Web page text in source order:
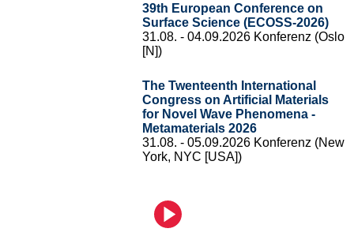
39th European Conference on
Surface Science (ECOSS-2026)
31.08. - 04.09.2026 Konferenz (Oslo
[N])
The Twenteenth International
Congress on Artificial Materials
for Novel Wave Phenomena -
Metamaterials 2026
31.08. - 05.09.2026 Konferenz (New
York, NYC [USA])